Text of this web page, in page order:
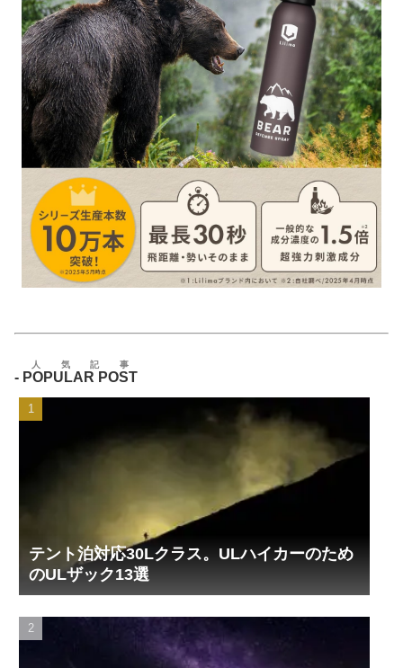
- POPULAR POST
人気記事
テント泊対応30Lクラス。ULハイカーのため
のULザック13選